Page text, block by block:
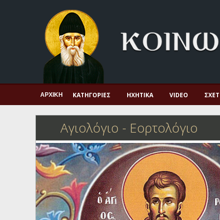
Πνευματική ζωή
Μαρτυρία και διδαχή
Λατρεία και προσευχή
Αγιολόγιο – Εορτολόγιο
Η πίστη στην εποχή μας
Ορθόδοξη οικογένεια
Ορθόδοξο προσκυνητάριο
Σκέψεις-προβληματισμοί
ΑΡΧΙΚΉ ΚΑΤΗΓΟΡΊΕΣ ΗΧΗΤΙΚΆ VIDEO
Αγιολόγιο - Εορτολόγιο